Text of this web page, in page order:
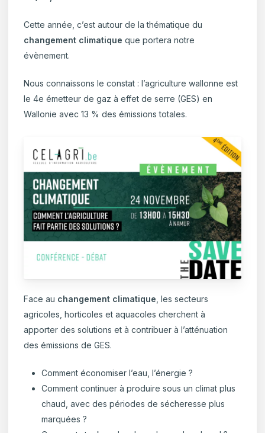
Cette année, c’est autour de la thématique du
changement climatique que portera notre
évènement.
Nous connaissons le constat : l’agriculture wallonne est
le 4e émetteur de gaz à effet de serre (GES) en
Wallonie avec 13 % des émissions totales.
Face au changement climatique , les secteurs
agricoles, horticoles et aquacoles cherchent à
apporter des solutions et à contribuer à l’atténuation
des émissions de GES.
Comment économiser l’eau, l’énergie ?
Comment continuer à produire sous un climat plus
chaud, avec des périodes de sécheresse plus
marquées ?